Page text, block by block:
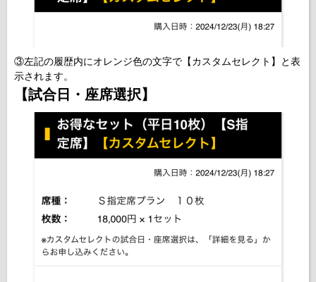
③左記の履歴内にオレンジ色の文字で【カスタムセレクト】と表
示されます。
【試合日・座席選択】